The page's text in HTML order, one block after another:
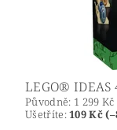
LEGO® IDEAS
Původně: 1 299 Kč
Ušetříte:109 Kč